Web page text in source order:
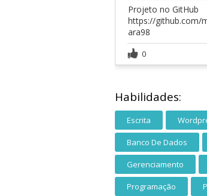
Projeto no GitHub
https://github.com/
ara98
0
Habilidades:
Escrita
Banco De Dados
Gerenciamento
Programação